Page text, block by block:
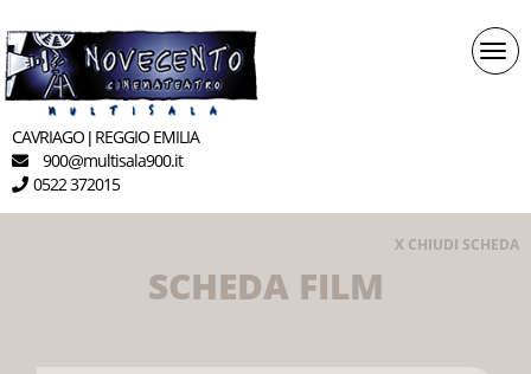
CAVRIAGO | REGGIO EMILIA
900@multisala900.it
0522 372015
X CHIUDI SCHEDA
SCHEDA FILM